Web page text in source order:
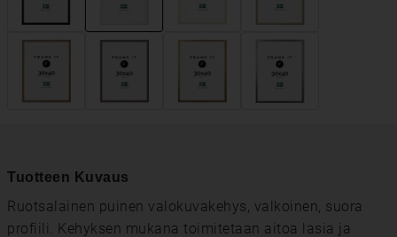
Tuotteen Kuvaus
Ruotsalainen puinen valokuvakehys, valkoinen, suora
profiili. Kehyksen mukana toimitetaan aitoa lasia ja